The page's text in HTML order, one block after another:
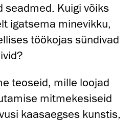
seadmed. Kuigi võiks
igatsema minevikku,
töökojas sündivad
teoseid, mille loojad
mitmekesiseid
kaasaegses kunstis,